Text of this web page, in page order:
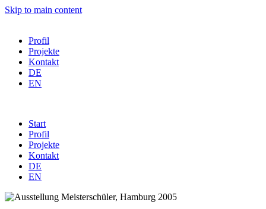
Skip to main content
Profil
Projekte
Kontakt
DE
EN
Start
Profil
Projekte
Kontakt
DE
EN